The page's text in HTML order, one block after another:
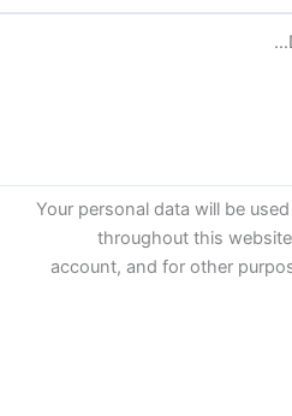
Your personal data
throughout
account, and for